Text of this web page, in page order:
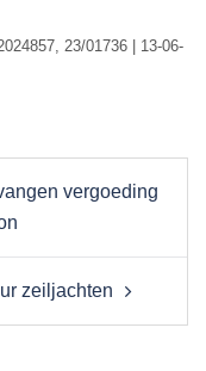
23/01736 | 13-06-
vergoeding
zeiljachten